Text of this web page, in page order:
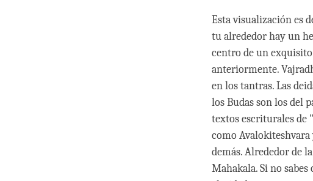
Esta visualización es
tu alrededor hay un
centro de un
anteriormente.
en los tantras. Las
los Budas son los del
textos escriturales de
como Avalokiteshvara
demás. Alrededor de
Mahakala. Si no